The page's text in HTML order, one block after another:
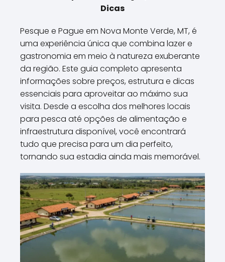
Dicas
Pesque e Pague em Nova Monte Verde, MT, é
uma experiência única que combina lazer e
gastronomia em meio à natureza exuberante
da região. Este guia completo apresenta
informações sobre preços, estrutura e dicas
essenciais para aproveitar ao máximo sua
visita. Desde a escolha dos melhores locais
para pesca até opções de alimentação e
infraestrutura disponível, você encontrará
tudo que precisa para um dia perfeito,
tornando sua estadia ainda mais memorável.